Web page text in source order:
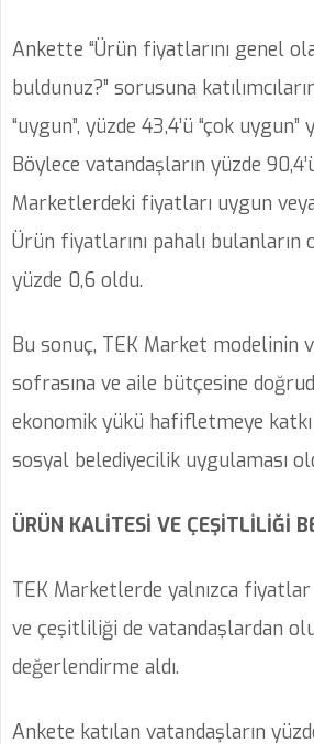
Ankette “Ürün fiyatlarını genel
buldunuz?” sorusuna
“uygun”, yüzde 43,4’ü “çok uygun”
Böylece vatandaşların yüzde
Marketlerdeki fiyatları uygun
Ürün fiyatlarını pahalı bulanların
yüzde 0,6 oldu.
Bu sonuç, TEK Market modelinin
sofrasına ve aile bütçesine
ekonomik yükü hafifletmeye
sosyal belediyecilik uygulaması
ÜRÜN KALİTESİ VE ÇEŞİTLİLİĞİ
TEK Marketlerde yalnızca
ve çeşitliliği de vatandaşlardan
değerlendirme aldı.
Ankete katılan vatandaşların